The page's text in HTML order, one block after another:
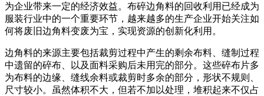
为企业带来一定的经济效益。布碎边角料的回收利用已经成为
服装行业中的一个重要环节，越来越多的生产企业开始关注如
何将废旧边角料变废为宝，实现资源的创新化利用。
边角料的来源主要包括裁剪过程中产生的剩余布料、缝制过程
中遗留的碎布、以及面料采购后未用完的部分。这些碎布片多
为布料的边缘、缝线余料或裁剪时多余的部分，形状不规则、
尺寸较小。虽然体积不大，但若不加以处理，堆积起来不仅占